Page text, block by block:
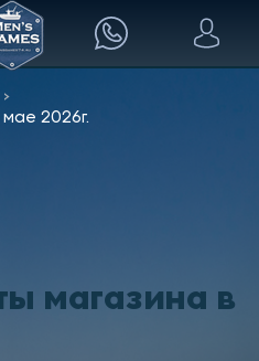
2026г.
магазина в